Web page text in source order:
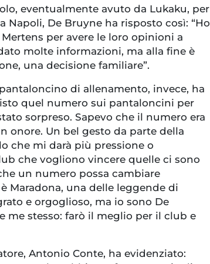
eventualmente avuto da Lukaku, per
Napoli, De Bruyne ha risposto così: “Ho
per avere le loro opinioni a
molte informazioni, ma alla fine è
una decisione familiare”.
di allenamento, invece, ha
quel numero sui pantaloncini per
sorpreso. Sapevo che il numero era
onore. Un bel gesto da parte della
che mi darà più pressione o
che vogliono vincere quelle ci sono
un numero possa cambiare
Maradona, una delle leggende di
e orgoglioso, ma io sono De
me stesso: farò il meglio per il club e
Antonio Conte, ha evidenziato: